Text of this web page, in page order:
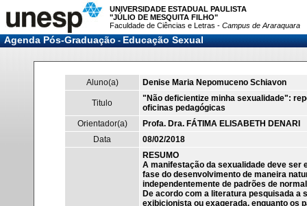
UNIVERSIDADE ESTADUAL PAULISTA
"JÚLIO DE MESQUITA FILHO"
Faculdade de Ciências e Letras - Campus de Araraquara
Agenda Pós-Graduação-Educação Sexual
Aluno(a) Denise Maria Nepomuceno Schiavon
Titulo
"Não deficientize minha sexualidade":
oficinas pedagógicas
Orientador(a)
Profa. Dra. FÁTIMA ELISABETH DENARI
Data
08/02/2018
RESUMO
A manifestação da sexualidade deve ser
fase do desenvolvimento de maneira
independentemente de padrões de
De acordo com a literatura pesquisada a
exibicionista ou exagerada, enquanto os